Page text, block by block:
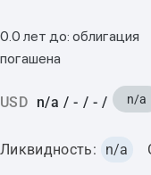
0.0 лет до: облигация
погашена
USD n/a / - / - / n/a
Ликвидность: n/a